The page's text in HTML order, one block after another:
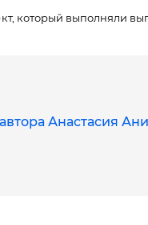
который выполняли
Анастасия